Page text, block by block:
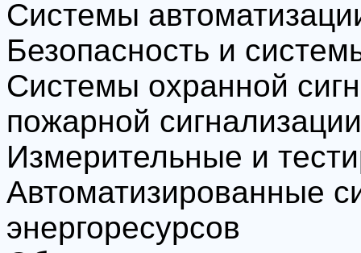
Системы
Безопасность и
Системы охранной
пожарной сигнализации
Измерительные и
Автоматизированные
энергоресурсов